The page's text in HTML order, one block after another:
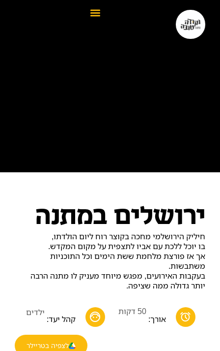
ירושלים במתנה
חיליק הירושלמי מחכה בקוצר רוח ליום הולדתו,
בו יוכל ללכת עם אביו לתצפית על מקום המקדש.
אך אז פורצת מלחמת ששת הימים וכל התוכניות
משתבשות.
בעקבות האירועים, מפגש מיוחד מעניק לו מתנה הרבה
יותר גדולה ממה שציפה.
אורך:
50 דקות
קהל יעד:
ילדים
לצפיה בטריילר